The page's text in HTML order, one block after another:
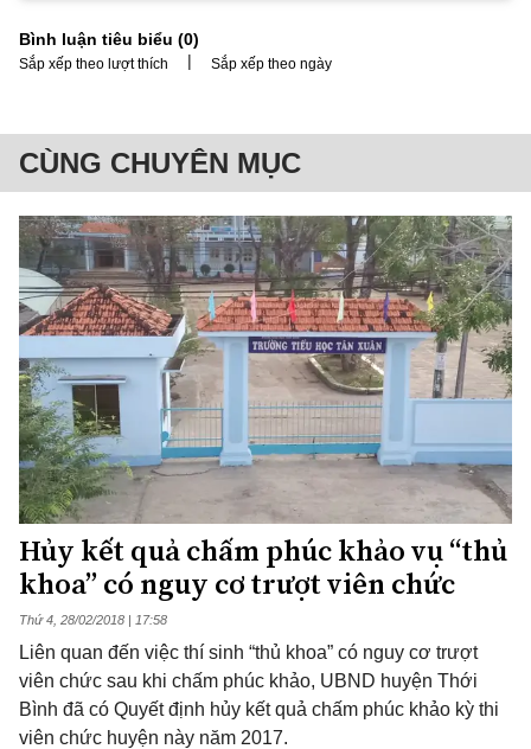
Bình luận tiêu biểu (0)
Sắp xếp theo lượt thích | Sắp xếp theo ngày
CÙNG CHUYÊN MỤC
Hủy kết quả chấm phúc khảo vụ “thủ
khoa” có nguy cơ trượt viên chức
Thứ 4, 28/02/2018 | 17:58
Liên quan đến việc thí sinh “thủ khoa” có nguy cơ trượt
viên chức sau khi chấm phúc khảo, UBND huyện Thới
Bình đã có Quyết định hủy kết quả chấm phúc khảo kỳ thi
viên chức huyện này năm 2017.